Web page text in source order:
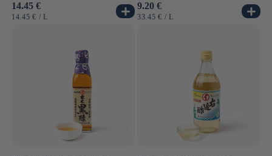
Precio
habitual
14.45 €
PRECIO
14.45 € / POR
L
Precio
habitual
9.20 €
PRECIO
33.45 € / POR
L